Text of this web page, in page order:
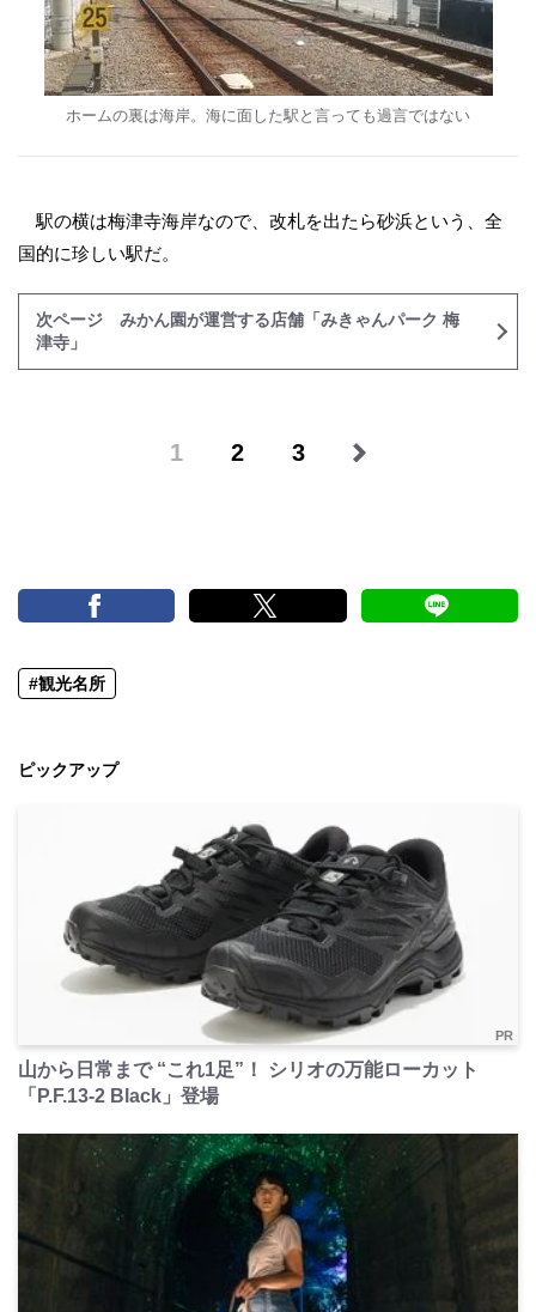
ホームの裏は海岸。海に面した駅と言っても過言ではない
駅の横は梅津寺海岸なので、改札を出たら砂浜という、全
国的に珍しい駅だ。
次ページ みかん園が運営する店舗「みきゃんパーク 梅
津寺」
1 2 3
#観光名所
ピックアップ
PR
山から日常まで “これ1足”！ シリオの万能ローカット
「P.F.13-2 Black」登場